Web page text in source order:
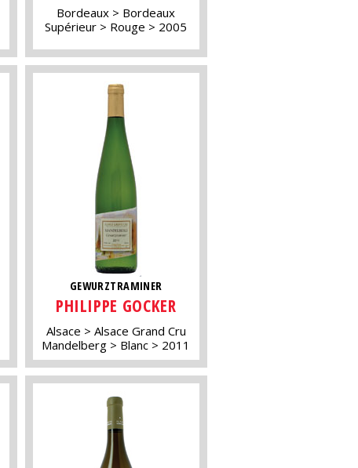
Bordeaux
Bordeaux
Supérieur
Rouge 2005
GEWURZTRAMINER
PHILIPPE GOCKER
Alsace
Alsace Grand Cru
Mandelberg
Blanc 2011